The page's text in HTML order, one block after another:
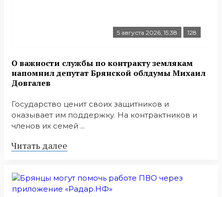
5 августа 2026, 15:38 128
О важности службы по контракту землякам
напомнил депутат Брянской облдумы Михаил
Довгалев
Государство ценит своих защитников и
оказывает им поддержку. На контрактников и
членов их семей ...
Читать далее